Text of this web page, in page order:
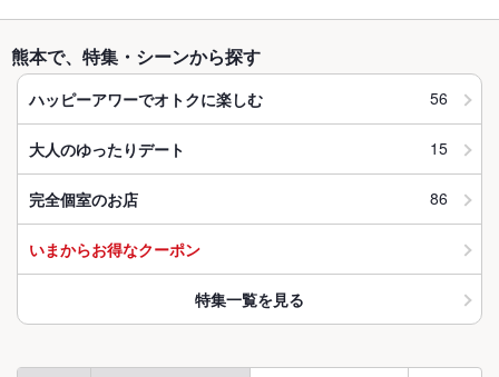
熊本で、特集・シーンから探す
ハッピーアワーでオトクに楽しむ 56
大人のゆったりデート 15
完全個室のお店 86
いまからお得なクーポン
特集一覧を見る